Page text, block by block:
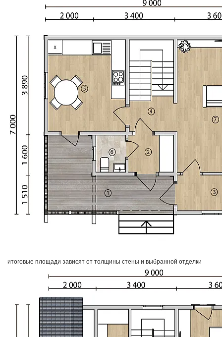
итоговые площади зависят от толщины стены и выбранной отделки